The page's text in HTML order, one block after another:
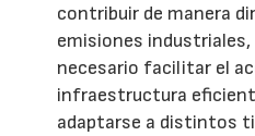
contribuir de manera
emisiones industriales,
necesario facilitar el
infraestructura
adaptarse a distintos